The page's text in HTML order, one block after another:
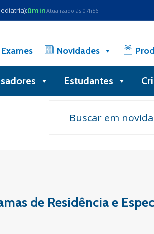
0minAtualizado às 07h56
Novidades
Estudantes
de Residência e